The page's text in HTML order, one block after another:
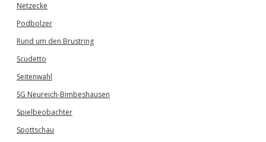
Netzecke
Podbolzer
Rund um den Brustring
Scudetto
Seitenwahl
SG Neureich-Bimbeshausen
Spielbeobachter
Spottschau